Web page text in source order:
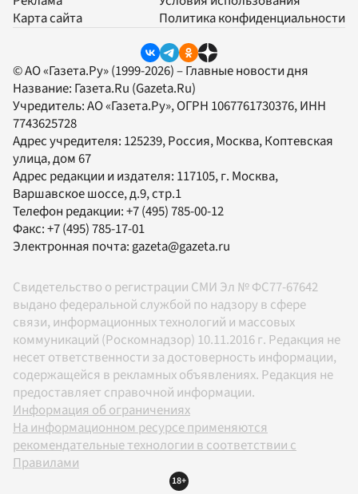
Карта сайта
Политика конфиденциальности
© АО «Газета.Ру» (1999-2026) – Главные новости дня
Название: Газета.Ru (Gazeta.Ru)
Учредитель:АО «Газета.Ру», ОГРН 1067761730376, ИНН
7743625728
Адрес учредителя: 125239, Россия, Москва, Коптевская
улица, дом 67
Адрес редакции и издателя: 117105, г. Москва,
Варшавское шоссе, д.9, стр.1
Телефон редакции:+7 (495) 785-00-12
Факс:+7 (495) 785-17-01
Электронная почта:gazeta@gazeta.ru
Свидетельство о регистрации СМИ Эл № ФС77-67642
выдано федеральной службой по надзору в сфере
связи, информационных технологий и массовых
коммуникаций (Роскомнадзор) 10.11.2016 г. Редакция не
несет ответственности за достоверность информации,
содержащейся в рекламных объявлениях. Редакция не
предоставляет справочной информации.
Информация об ограничениях
На информационном ресурсе применяются
рекомендательные технологии в соответствии с
Правилами
18+